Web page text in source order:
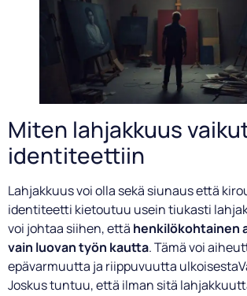
Miten lahjakkuus
identiteettiin
Lahjakkuus voi olla sekä siunaus että
identiteetti kietoutuu usein tiukasti
voi johtaa siihen, että henkilökohtainen
vain luovan työn kautta. Tämä voi
epävarmuutta ja riippuvuutta
Joskus tuntuu, että ilman sitä